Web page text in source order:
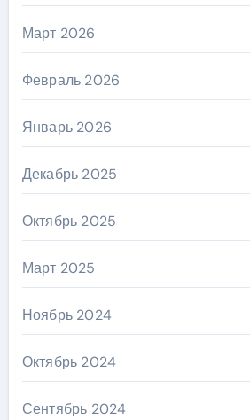
Март 2026
Февраль 2026
Январь 2026
Декабрь 2025
Октябрь 2025
Март 2025
Ноябрь 2024
Октябрь 2024
Сентябрь 2024